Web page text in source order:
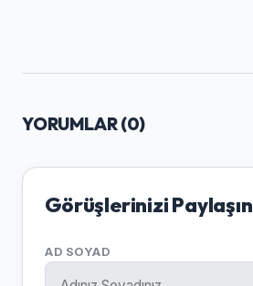
YORUMLAR (0)
Görüşlerinizi Paylaşın
AD SOYAD